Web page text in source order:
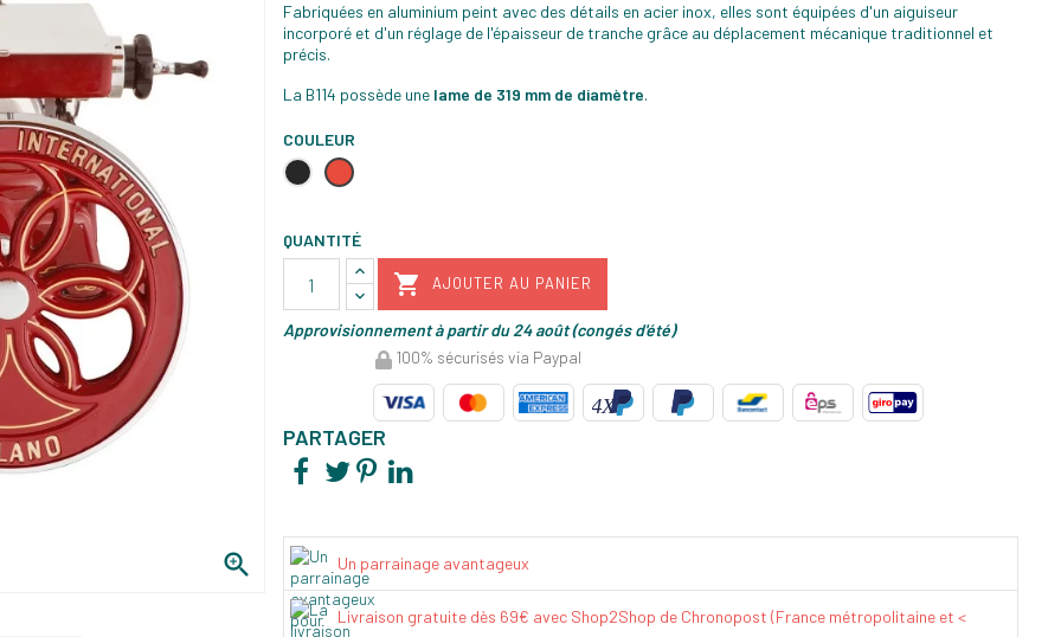

Fabriquées en aluminium peint avec des détails en acier inox, elles sont équipées d'un aiguiseur
incorporé et d'un réglage de l'épaisseur de tranche grâce au déplacement mécanique traditionnel et
précis.
La B114 possède une lame de 319 mm de diamètre.
COULEUR
Noir
Rouge
QUANTITÉ
 AJOUTER AU PANIER
Approvisionnement à partir du 24 août (congés d'été)
100% sécurisés via Paypal
PARTAGER
Un parrainage avantageux
Livraison gratuite dès 69€ avec Shop2Shop de Chronopost (France métropolitaine et <